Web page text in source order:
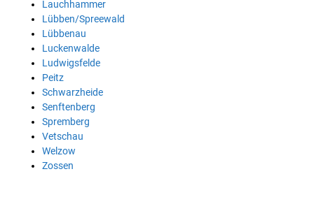
Lauchhammer
Lübben/Spreewald
Lübbenau
Luckenwalde
Ludwigsfelde
Peitz
Schwarzheide
Senftenberg
Spremberg
Vetschau
Welzow
Zossen